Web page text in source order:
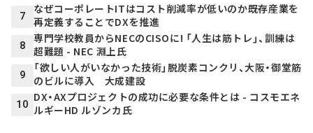
7
なぜコーポレートITはコスト削減率が低いのか――既存産業を
再定義することでDXを推進
8
専門学校教員からNECのCISOに! 「人生は筋トレ」、訓練は
超難題 - NEC 淵上氏
9
「欲しい人がいなかった技術」脱炭素コンクリ、大阪・御堂筋
のビルに導入 大成建設
10
DX・AXプロジェクトの成功に必要な条件とは - コスモエネ
ルギーHD ルゾンカ氏